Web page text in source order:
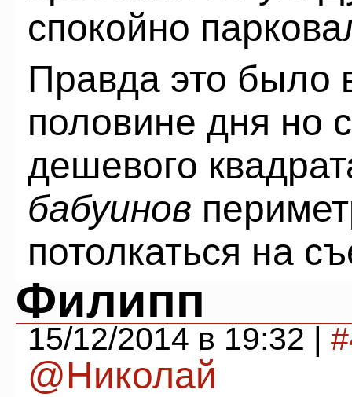
спокойно
Правда это было
половине дня но
дешевого
бабуинов
потолкаться на
Филипп
15/12/2014 в 19:32 |
@Николай